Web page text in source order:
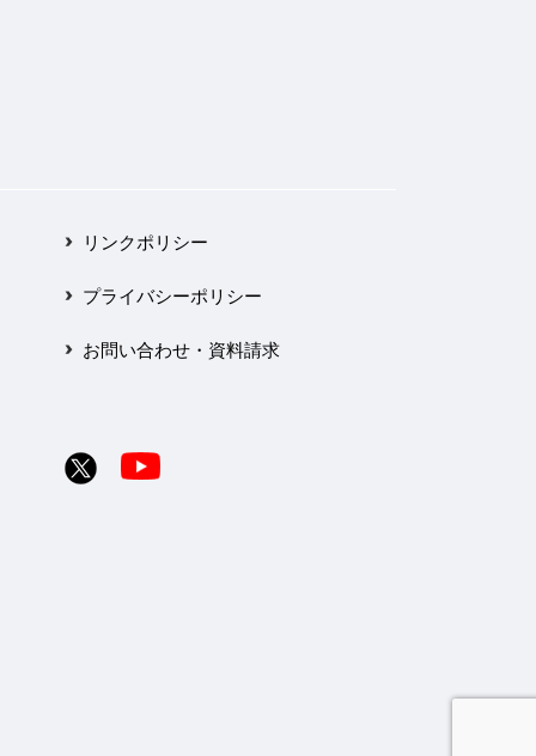
リンクポリシー
プライバシーポリシー
お問い合わせ・資料請求